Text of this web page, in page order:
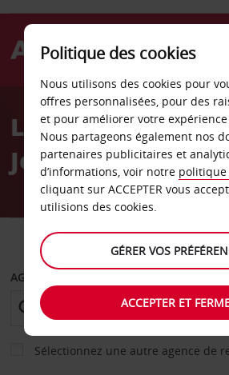
AvisLocation de
José Hôtel Hilton
VOITURE
AGENCE DE DÉPART
Sélectionnez une autre agence de
Politique des cookies
Nous utilisons des cookies pour
offres personnalisées, pour des
et pour améliorer votre
Nous partageons également nos
partenaires publicitaires et
d’informations, voir notre politique
cliquant sur ACCEPTER vous
utilisions des cookies.
GÉRER VOS
ACCEPTER ET